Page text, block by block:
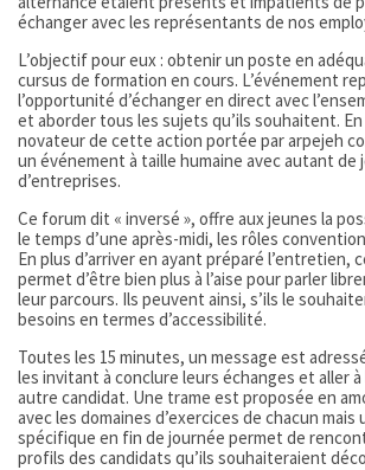
échanger avec les représentants de nos
L’objectif pour eux : obtenir un poste en
cursus de formation en cours. L’événement
l’opportunité d’échanger en direct avec
et aborder tous les sujets qu’ils souhaitent.
novateur de cette action portée par arpejeh
un événement à taille humaine avec autant de
d’entreprises.
Ce forum dit « inversé », offre aux jeunes la
le temps d’une après-midi, les rôles
En plus d’arriver en ayant préparé l’entretien,
permet d’être bien plus à l’aise pour parler
leur parcours. Ils peuvent ainsi, s’ils le
besoins en termes d’accessibilité.
Toutes les 15 minutes, un message est
les invitant à conclure leurs échanges et aller
autre candidat. Une trame est proposée en
avec les domaines d’exercices de chacun mais
spécifique en fin de journée permet de
profils des candidats qu’ils souhaiteraient